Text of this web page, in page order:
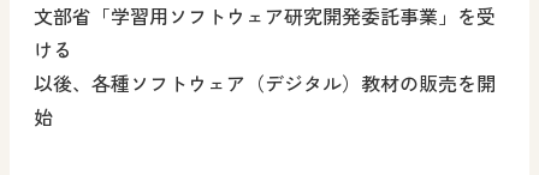
文部省「学習用ソフトウェア研究開発委託事業」を受
ける
以後、各種ソフトウェア（デジタル）教材の販売を開
始